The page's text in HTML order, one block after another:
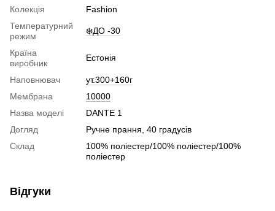
Колекція
Fashion
Температурний
режим
❄️ДО -30
Країна
виробник
Естонія
Наповнювач
ут.300+160г
Мембрана
10000
Назва моделі
DANTE 1
Догляд
Ручне прання, 40 градусів
Склад
100% поліестер/100% поліестер/100%
поліестер
Відгуки